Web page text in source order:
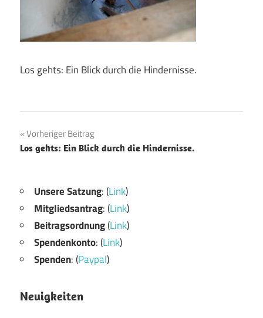
Los gehts: Ein Blick durch die Hindernisse.
Beitragsnavigation
Vorheriger Beitrag
Los gehts: Ein Blick durch die Hindernisse.
Unsere Satzung: (Link)
Mitgliedsantrag: (Link)
Beitragsordnung(Link)
Spendenkonto: (Link)
Spenden: (Paypal)
Neuigkeiten